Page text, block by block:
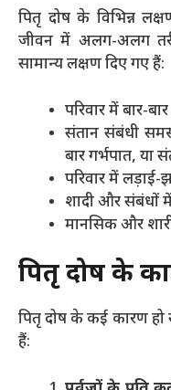
पितृ दोष के विभिन्न
जीवन में अलग-अलग
सामान्य लक्षण दिए गए हैं:
परिवार में बार-
संतान संबंधी
बार गर्भपात, या
परिवार में
शादी और संबंधों
मानसिक और
पितृ दोष के
पितृ दोष के कई कारण
हैं: